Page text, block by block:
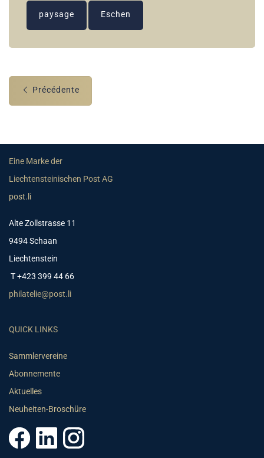
paysage Eschen
Précédente
Eine Marke der
Liechtensteinischen Post AG
post.li
Alte Zollstrasse 11
9494 Schaan
Liechtenstein
T +423 399 44 66
philatelie@post.li
QUICK LINKS
Sammlervereine
Abonnemente
Aktuelles
Neuheiten-Broschüre